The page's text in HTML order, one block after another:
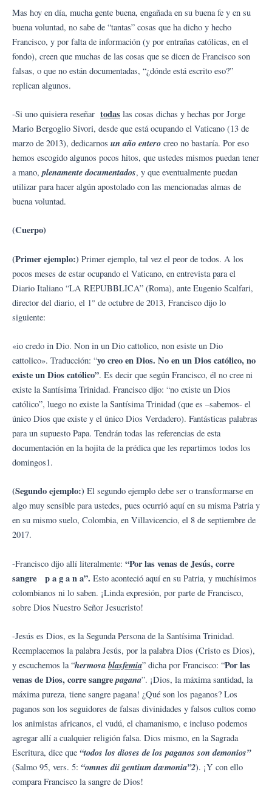
Mas hoy en día, mucha gente buena, engañada en su buena fe y en su
buena voluntad, no sabe de “tantas” cosas que ha dicho y hecho
Francisco, y por falta de información (y por entrañas católicas, en el
fondo), creen que muchas de las cosas que se dicen de Francisco son
falsas, o que no están documentadas, “¿dónde está escrito eso?”
replican algunos.
-Si uno quisiera reseñar todas las cosas dichas y hechas por Jorge
Mario Bergoglio Sivori, desde que está ocupando el Vaticano (13 de
marzo de 2013), dedicarnos un año entero creo no bastaría. Por eso
hemos escogido algunos pocos hitos, que ustedes mismos puedan tener
a mano,plenamente documentados, y que eventualmente puedan
utilizar para hacer algún apostolado con las mencionadas almas de
buena voluntad.
(Cuerpo)
(Primer ejemplo:) Primer ejemplo, tal vez el peor de todos. A los
pocos meses de estar ocupando el Vaticano, en entrevista para el
Diario Italiano “LA REPUBBLICA” (Roma), ante Eugenio Scalfari,
director del diario, el 1° de octubre de 2013, Francisco dijo lo
siguiente:
«io credo in Dio. Non in un Dio cattolico, non esiste un Dio
cattolico». Traducción: “yo creo en Dios. No en un Dios católico, no
existe un Dios católico”. Es decir que según Francisco, él no cree ni
existe la Santísima Trinidad. Francisco dijo: “no existe un Dios
católico”, luego no existe la Santísima Trinidad (que es –sabemos- el
único Dios que existe y el único Dios Verdadero). Fantásticas palabras
para un supuesto Papa. Tendrán todas las referencias de esta
documentación en la hojita de la prédica que les repartimos todos los
domingos1.
(Segundo ejemplo:) El segundo ejemplo debe ser o transformarse en
algo muy sensible para ustedes, pues ocurrió aquí en su misma Patria y
en su mismo suelo, Colombia, en Villavicencio, el 8 de septiembre de
2017.
-Francisco dijo allí literalmente: “Por las venas de Jesús, corre
sangre p a g a n a”. Esto aconteció aquí en su Patria, y muchísimos
colombianos ni lo saben. ¡Linda expresión, por parte de Francisco,
sobre Dios Nuestro Señor Jesucristo!
-Jesús es Dios, es la Segunda Persona de la Santísima Trinidad.
Reemplacemos la palabra Jesús, por la palabra Dios (Cristo es Dios),
y escuchemos la “hermosablasfemia” dicha por Francisco: “Por las
venas de Dios, corre sangrepagana”. ¡Dios, la máxima santidad, la
máxima pureza, tiene sangre pagana! ¿Qué son los paganos? Los
paganos son los seguidores de falsas divinidades y falsos cultos como
los animistas africanos, el vudú, el chamanismo, e incluso podemos
agregar allí a cualquier religión falsa. Dios mismo, en la Sagrada
Escritura, dice que “todos los dioses de los paganos son demonios”
(Salmo 95, vers. 5: “omnes dii gentium dæmonia”2). ¡Y con ello
compara Francisco la sangre de Dios!